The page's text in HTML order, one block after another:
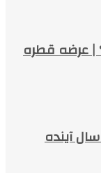
| عرضه قطره‌
آینده